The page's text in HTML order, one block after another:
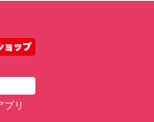
プリ